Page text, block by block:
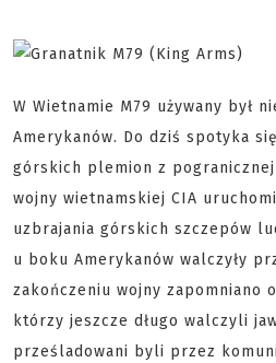
W Wietnamie M79 używany był
Amerykanów. Do dziś spotyka
górskich plemion z
wojny wietnamskiej CIA
uzbrajania górskich szczepów
u boku Amerykanów walczyły
zakończeniu wojny zapomniano
którzy jeszcze długo walczyli
prześladowani byli przez